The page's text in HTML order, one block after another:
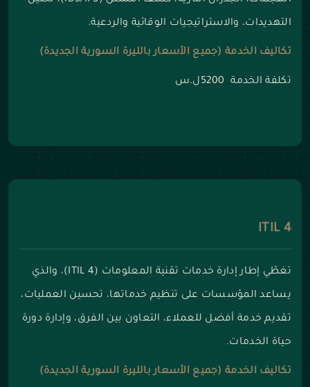
التهديدات، والاستراتيجيات الوقائية والردعية.
تكاليف الخدمة (جميع الأسعار بالليرة السورية الجديدة)
تكلفة الخدمة 5200ل.س
ITIL 4
تغطّي إطار إدارة خدمات تقنية المعلومات (ITIL 4)، والذي
يساعد المؤسسات على تنظيم خدماتها، تحسين العمليات،
تقديم خدمة أفضل للعملاء، التعاون بين الفرق، وإدارة دورة
حياة الخدمات.
تكاليف الخدمة (جميع الأسعار بالليرة السورية الجديدة)